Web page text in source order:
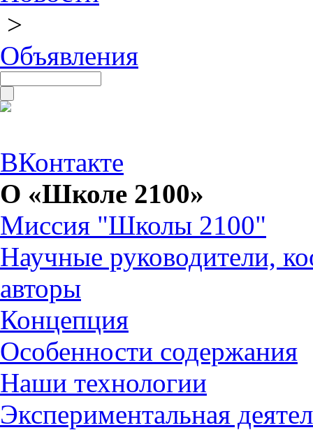
>
Объявления
ВКонтакте
О «Школе 2100»
Миссия "Школы 2100"
Научные руководители,
авторы
Концепция
Особенности содержания
Наши технологии
Экспериментальная